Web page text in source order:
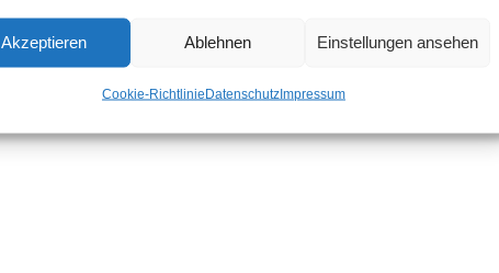
Akzeptieren Ablehnen Einstellungen ansehen
Cookie-RichtlinieDatenschutzImpressum